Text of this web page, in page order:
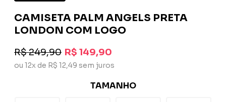
CAMISETA PALM ANGELS PRETA
LONDON COM LOGO
R$ 249,90 R$ 149,90
ou 12x de R$ 12,49 sem juros
TAMANHO